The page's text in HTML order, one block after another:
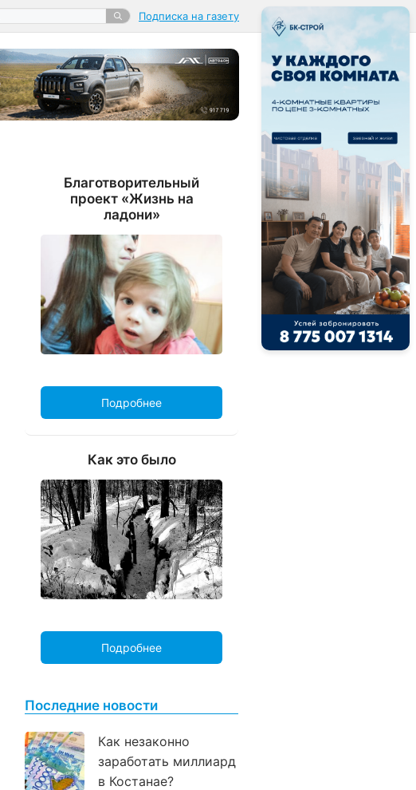
Подписка на газету
Благотворительный
проект «Жизнь на
ладони»
Подробнее
Как это было
Подробнее
Последние новости
Как незаконно
заработать миллиард
в Костанае?